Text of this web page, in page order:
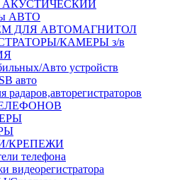
АКУСТИЧЕСКИЙ
АВТО
ДЛЯ АВТОМАГНИТОЛ
КАМЕРЫ з/в
Авто устройств
авто
радаров,авторегистраторов
КРЕПЕЖИ
телефона
видеорегистратора